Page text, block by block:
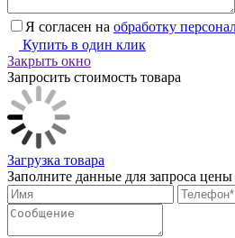
Я согласен на обработку
Купить в один клик
Закрыть окно
Запросить стоимость товара
Загрузка товара
Заполните данные для запроса цены